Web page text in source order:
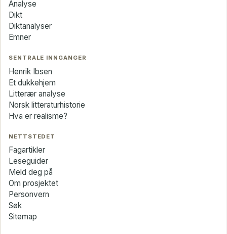
Analyse
Dikt
Diktanalyser
Emner
SENTRALE INNGANGER
Henrik Ibsen
Et dukkehjem
Litterær analyse
Norsk litteraturhistorie
Hva er realisme?
NETTSTEDET
Fagartikler
Leseguider
Meld deg på
Om prosjektet
Personvern
Søk
Sitemap